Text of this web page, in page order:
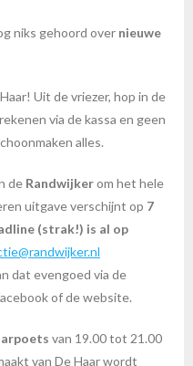
niks gehoord over nieuwe
Uit de vriezer, hop in de
via de kassa en geen
alles.
de Randwijkerom het hele
uitgave verschijnt op 7
(strak!) is al op
dat evengoed via de
of de website.
van 19.00 tot 21.00
van De Haar wordt